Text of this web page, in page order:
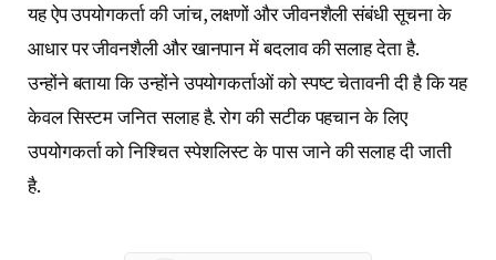
यह ऐप उपयोगकर्ता की जांच, लक्षणों और जीवनशैली संबंधी सूचना के
आधार पर जीवनशैली और खानपान में बदलाव की सलाह देता है.
उन्होंने बताया कि उन्होंने उपयोगकर्ताओं को स्पष्ट चेतावनी दी है कि यह
केवल सिस्टम जनित सलाह है. रोग की सटीक पहचान के लिए
उपयोगकर्ता को निश्चित स्पेशलिस्ट के पास जाने की सलाह दी जाती
है.